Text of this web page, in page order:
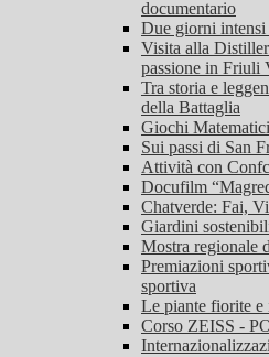
documentario
Due giorni intensi
Visita alla
passione in Friuli
Tra storia e
della Battaglia
Giochi
Sui passi di San
Attività con
Docufilm
Chatverde: Fai,
Giardini
Mostra regionale
Premiazioni
sportiva
Le piante fiorite e
Corso ZEISS -